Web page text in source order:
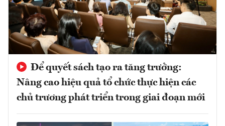
Để quyết sách tạo ra tăng trưởng:
Nâng cao hiệu quả tổ chức thực hiện các
chủ trương phát triển trong giai đoạn mới